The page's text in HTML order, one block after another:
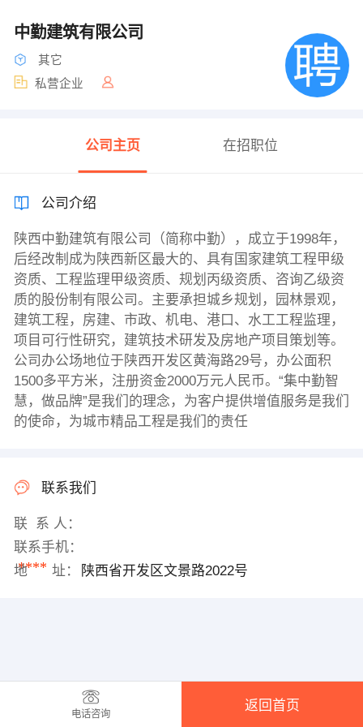
中勤建筑有限公司
其它
私营企业
公司主页 在招职位
公司介绍
陕西中勤建筑有限公司（简称中勤），成立于1998年，
后经改制成为陕西新区最大的、具有国家建筑工程甲级
资质、工程监理甲级资质、规划丙级资质、咨询乙级资
质的股份制有限公司。主要承担城乡规划，园林景观，
建筑工程，房建、市政、机电、港口、水工工程监理，
项目可行性研究，建筑技术研发及房地产项目策划等。
公司办公场地位于陕西开发区黄海路29号，办公面积
1500多平方米，注册资金2000万元人民币。“集中勤智
慧，做品牌”是我们的理念，为客户提供增值服务是我们
的使命，为城市精品工程是我们的责任
联系我们
联 系 人：
联系手机：
****
地 址： 陕西省开发区文景路2022号
电话咨询
返回首页